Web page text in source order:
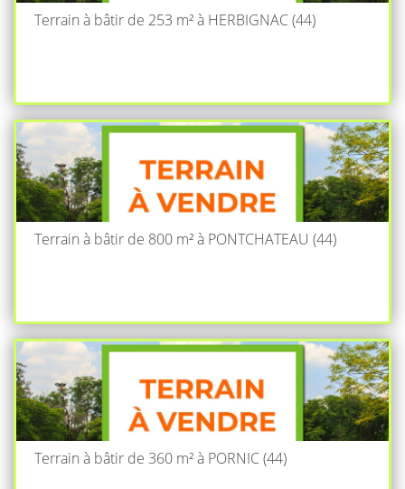
Terrain à bâtir de 253 m² à HERBIGNAC (44)
Terrain à bâtir de 800 m² à PONTCHATEAU (44)
Terrain à bâtir de 360 m² à PORNIC (44)